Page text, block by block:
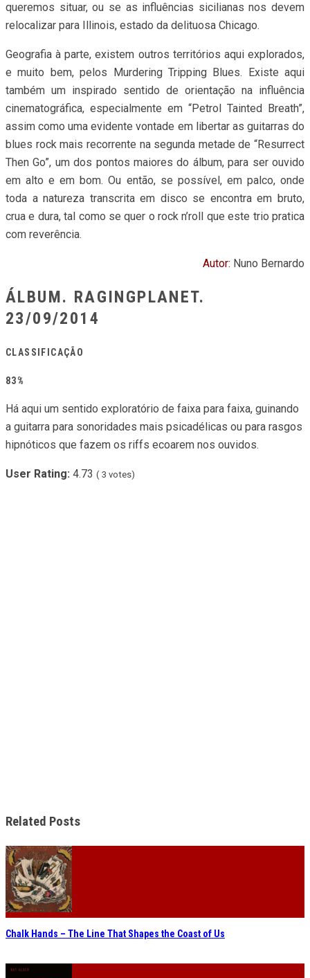
queremos situar, ou se as influências sicilianas nos devem
relocalizar para Illinois, estado da delituosa Chicago.
Geografia à parte, existem outros territórios aqui explorados,
e muito bem, pelos Murdering Tripping Blues. Existe aqui
também um inspirado sentido de orientação na influência
cinematográfica, especialmente em “Petrol Tainted Breath”,
assim como uma evidente vontade em libertar as guitarras do
blues rock mais recorrente na segunda metade de “Resurrect
Then Go”, um dos pontos maiores do álbum, para ser ouvido
em alto e em bom. Ou então, se possível, em palco, onde
toda a natureza transcrita em disco se encontra em bruto,
crua e dura, tal como se quer o rock n’roll que este trio pratica
com reverência.
Autor: Nuno Bernardo
ÁLBUM. RAGINGPLANET.
23/09/2014
CLASSIFICAÇÃO
83%
Há aqui um sentido exploratório de faixa para faixa, guinando
a guitarra para sonoridades mais psicadélicas ou para rasgos
hipnóticos que fazem os riffs ecoarem nos ouvidos.
User Rating: 4.73 ( 3 votes)
Related Posts
Chalk Hands – The Line That Shapes the Coast of Us